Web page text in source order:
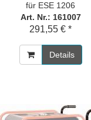
für ESE 1206
Art. Nr.: 161007
291,55 € *
Details